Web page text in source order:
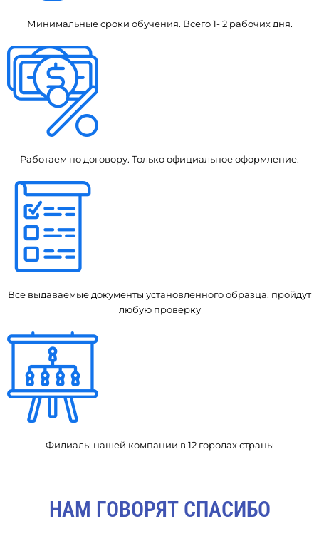
Минимальные сроки обучения. Всего 1- 2 рабочих дня.
Работаем по договору. Только официальное оформление.
Все выдаваемые документы установленного образца, пройдут
любую проверку
Филиалы нашей компании в 12 городах страны
НАМ ГОВОРЯТ СПАСИБО